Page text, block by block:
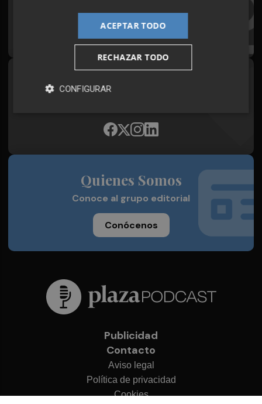
¡Quiero suscribirme!
Síguenos en redes
Quienes Somos
Conoce al grupo editorial
Conócenos
Publicidad
Contacto
Aviso legal
Política de privacidad
Cookies
ACEPTAR TODO
RECHAZAR TODO
CONFIGURAR